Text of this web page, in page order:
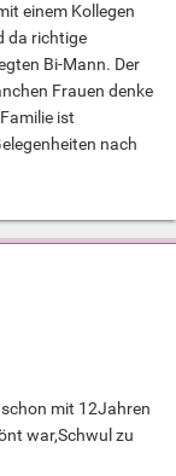
einem Kollegen
da richtige
Bi-Mann. Der
Frauen denke
ist
nach
mit 12Jahren
war,Schwul zu